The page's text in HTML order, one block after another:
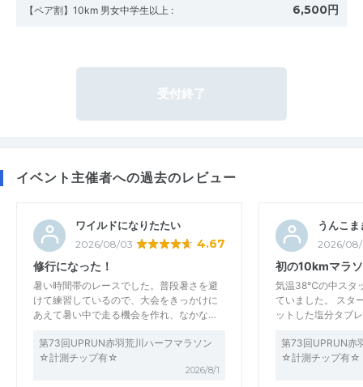
【ペア割】10km 男女中学生以上 : 6,500円
受付終了
イベント主催者への過去のレビュー
ワイルドになりたたい
2026/08/03 4.67
修行になった！
暑い時間帯のレースでした。普段暑さを避
けて練習しているので、大会をきっかけに
あえて暑い中で走る機会を作れ、なかな…
第73回UPRUN赤羽荒川ハーフマラソン
☆計測チップ有☆
2026/8/1
うんこ
2026/
初の10kmマラ
気温38℃の中スタ
ていました。 スタ
ットした塩分タブ
第73回UPRUN赤
☆計測チップ有☆